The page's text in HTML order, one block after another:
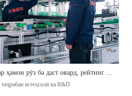
ҳамон рӯз ба даст овард, рейтинг ...
истеҳсолӣ ва R&D